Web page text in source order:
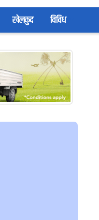
खेलकुद विविध